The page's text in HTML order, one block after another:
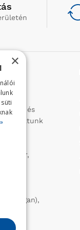
kerti
kis- és
folytatunk
Leader,
kerti
Degan),
×